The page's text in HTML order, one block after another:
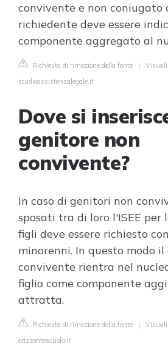
convivente e non coniugato
richiedente deve essere
componente aggregato al
Richiesta di rimozione della fonte |
studioassistenzalegale.it
Dove si
genitore non
convivente?
In caso di genitori non
sposati tra di loro l'ISEE per
figli deve essere richiesto
minorenni. In questo modo
convivente rientra nel
figlio come componente
attratta.
Richiesta di rimozione della fonte |
orizzontescuola.it